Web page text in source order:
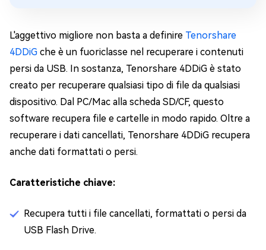
L'aggettivo migliore non basta a definire Tenorshare
4DDiG che è un fuoriclasse nel recuperare i contenuti
persi da USB. In sostanza, Tenorshare 4DDiG è stato
creato per recuperare qualsiasi tipo di file da qualsiasi
dispositivo. Dal PC/Mac alla scheda SD/CF, questo
software recupera file e cartelle in modo rapido. Oltre a
recuperare i dati cancellati, Tenorshare 4DDiG recupera
anche dati formattati o persi.
Caratteristiche chiave:
Recupera tutti i file cancellati, formattati o persi da
USB Flash Drive.